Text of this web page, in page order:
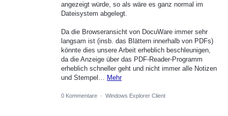
angezeigt würde, so als wäre es ganz normal im
Dateisystem abgelegt.
Da die Browseransicht von DocuWare immer sehr
langsam ist (insb. das Blättern innerhalb von PDFs)
könnte dies unsere Arbeit erheblich beschleunigen,
da die Anzeige über das PDF-Reader-Programm
erheblich schneller geht und nicht immer alle Notizen
und Stempel… Mehr
0 Kommentare · Windows Explorer Client